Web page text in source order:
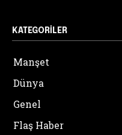
KATEGORILER
Manşet
Dünya
Genel
Flaş Haber